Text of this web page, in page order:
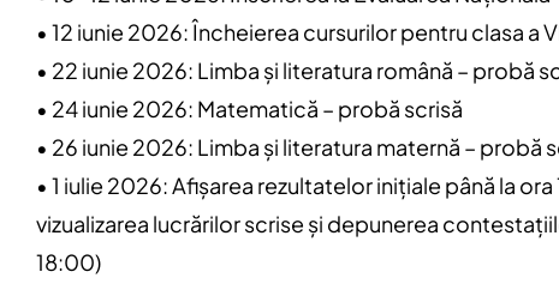
• 12 iunie 2026: Încheierea cursurilor pentru clasa a
• 22 iunie 2026: Limba și literatura română – probă
• 24 iunie 2026: Matematică – probă scrisă
• 26 iunie 2026: Limba și literatura maternă – probă
• 1 iulie 2026: Afișarea rezultatelor inițiale până la
vizualizarea lucrărilor scrise și depunerea
18:00)